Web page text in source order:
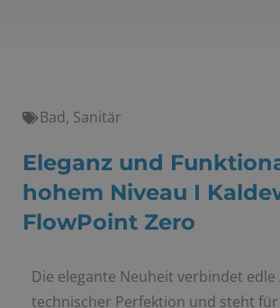
Bad, Sanitär
Eleganz und
hohem Niveau I
FlowPoint Zero
Die elegante Neuheit verbindet
technischer Perfektion und steht